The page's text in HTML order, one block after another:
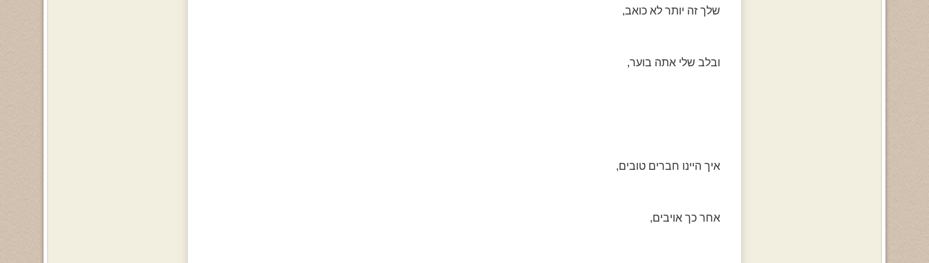
שלך זה יותר לא כואב,
ובלב שלי אתה בוער,
איך היינו חברים טובים,
אחר כך אויבים,